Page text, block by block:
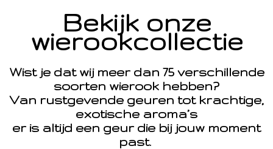
Bekijk onze
wierookcollectie
Wist je dat wij meer dan 75 verschillende
soorten wierook hebben?
Van rustgevende geuren tot krachtige,
exotische aroma’s
er is altijd een geur die bij jouw moment
past.